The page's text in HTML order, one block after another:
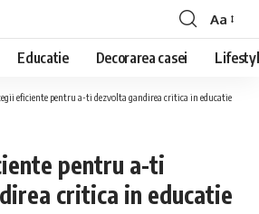
Font
Resizer
Aa
Educatie Decorarea casei
eficiente pentru a-ti dezvolta gandirea critica in educatie
pentru a-ti
critica in educatie